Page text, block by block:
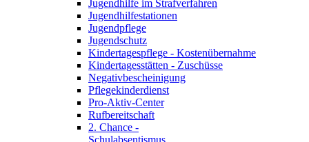
Jugendhilfe im Strafverfahren
Jugendhilfestationen
Jugendpflege
Jugendschutz
Kindertagespflege - Kostenübernahme
Kindertagesstätten - Zuschüsse
Negativbescheinigung
Pflegekinderdienst
Pro-Aktiv-Center
Rufbereitschaft
2. Chance -
Schulabsentismus